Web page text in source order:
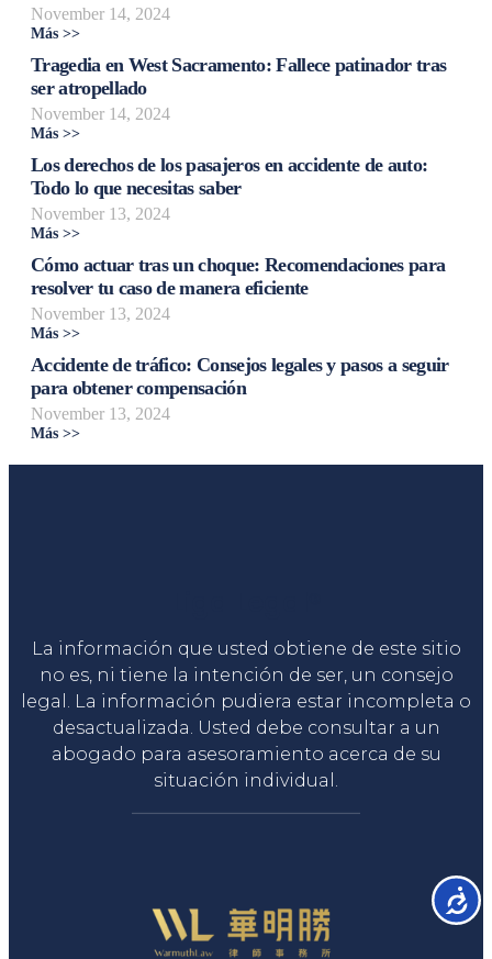
November 14, 2024
Más >>
Tragedia en West Sacramento: Fallece patinador tras
ser atropellado
November 14, 2024
Más >>
Los derechos de los pasajeros en accidente de auto:
Todo lo que necesitas saber
November 13, 2024
Más >>
Cómo actuar tras un choque: Recomendaciones para
resolver tu caso de manera eficiente
November 13, 2024
Más >>
Accidente de tráfico: Consejos legales y pasos a seguir
para obtener compensación
November 13, 2024
Más >>
La información que usted obtiene de este sitio
no es, ni tiene la intención de ser, un consejo
legal. La información pudiera estar incompleta o
desactualizada. Usted debe consultar a un
abogado para asesoramiento acerca de su
situación individual.